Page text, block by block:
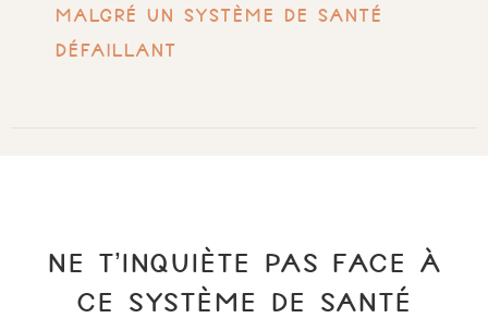
malgré un système de santé
défaillant
NE T’INQUIÈTE PAS FACE À
CE SYSTÈME DE SANTÉ